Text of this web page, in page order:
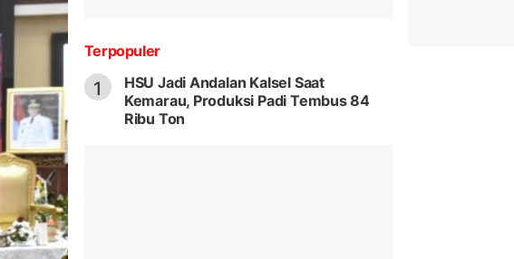
Terpopuler
1
HSU Jadi Andalan Kalsel Saat
Kemarau, Produksi Padi Tembus 84
Ribu Ton